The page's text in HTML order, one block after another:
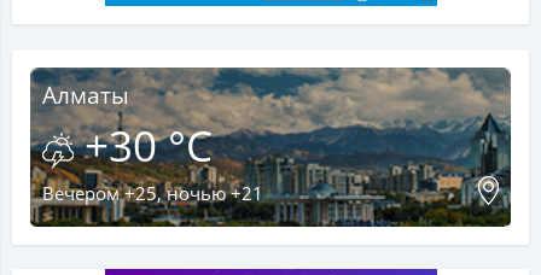
Алматы
+30 °C
Вечером +25, ночью +21